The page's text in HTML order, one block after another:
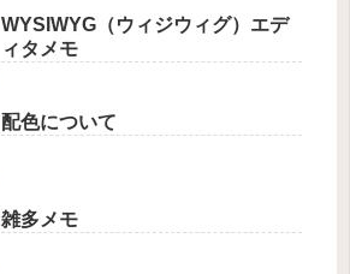
WYSIWYG（ウィジウィグ）エデ
ィタメモ
配色について
雑多メモ